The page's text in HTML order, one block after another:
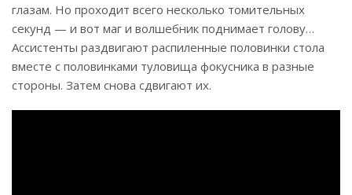
глазам. Но проходит всего несколько томительных
секунд — и вот маг и волшебник поднимает голову…
Ассистенты раздвигают распиленные половинки стола
вместе с половинками туловища фокусника в разные
стороны. Затем снова сдвигают их.